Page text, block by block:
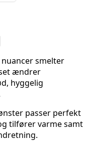
smelter
ændrer
hyggelig
passer perfekt
tilfører varme samt